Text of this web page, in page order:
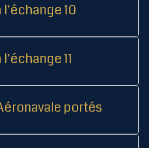
l'échange 10
11
portés